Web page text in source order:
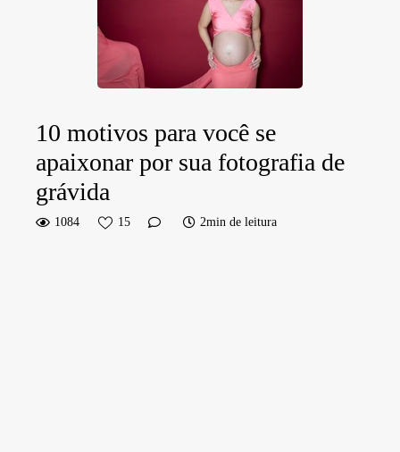
10 motivos para você se
apaixonar por sua fotografia de
grávida
1084 15 2min de leitura